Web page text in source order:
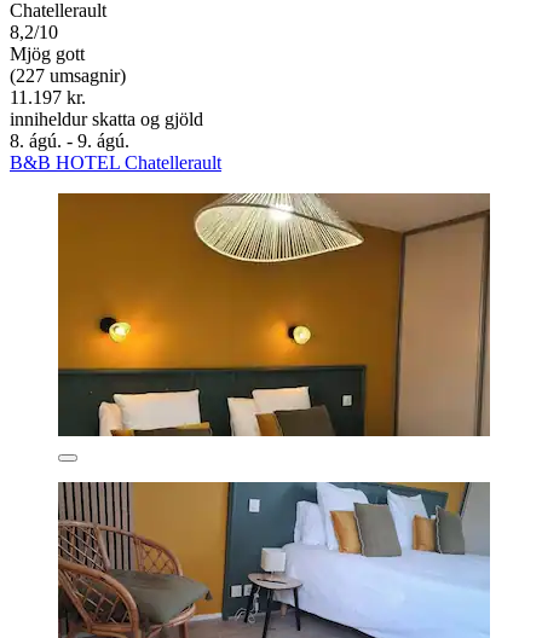
Chatellerault
8,2/10
Mjög gott
(227 umsagnir)
11.197 kr.
inniheldur skatta og gjöld
8. ágú. - 9. ágú.
B&B HOTEL Chatellerault